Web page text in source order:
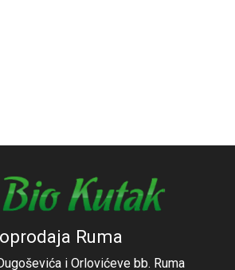
Ruma
i Orlovićeve bb. Ruma